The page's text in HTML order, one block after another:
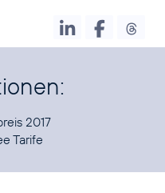
2017
Tarife